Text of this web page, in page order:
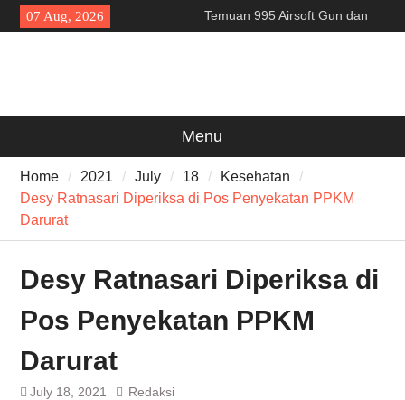
Skip
to
07 Aug, 2026
Temuan 995 Airsoft Gun dan
Narkoba di Sekolah Kebayoran
Masyarakat”
Menu
Home 2021 July 18
Kesehatan
Desy Ratnasari Diperiksa di Pos Penyekatan PPKM
Darurat
Desy Ratnasari Diperiksa di
Pos Penyekatan PPKM
Darurat
July 18, 2021 Redaksi